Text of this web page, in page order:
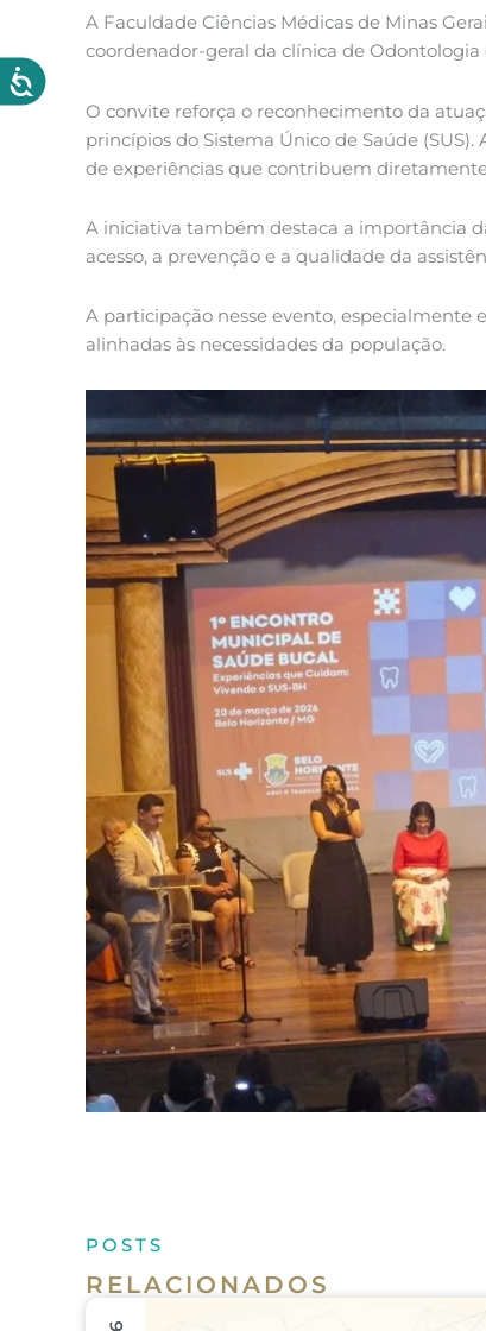
A Faculdade Ciências Médicas de Minas
coordenador-geral da clínica de
O convite reforça o reconhecimento da
princípios do Sistema Único de Saúde
de experiências que contribuem
A iniciativa também destaca a importância
acesso, a prevenção e a qualidade da
A participação nesse evento, especialmente
alinhadas às necessidades da população.
POSTS
RELACIONADOS